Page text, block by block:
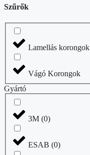
Szűrők
Lamellás korongok
Vágó Korongok
Gyártó
3M (0)
ESAB (0)